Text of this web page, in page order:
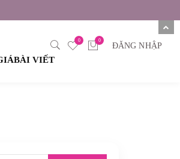
BÀI VIẾT
0 0
ĐĂNG NHẬP